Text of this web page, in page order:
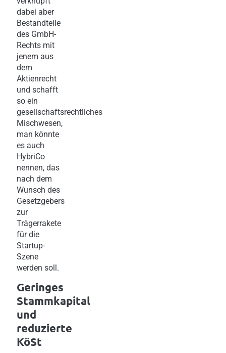
dabei aber
Bestandteile
des GmbH-
Rechts mit
jenem aus
dem
Aktienrecht
und schafft
so ein
gesellschaftsrechtliches
Mischwesen,
man könnte
es auch
HybriCo
nennen, das
nach dem
Wunsch des
Gesetzgebers
zur
Trägerrakete
für die
Startup-
Szene
werden soll.
Geringes
Stammkapital
und
reduzierte
KöSt